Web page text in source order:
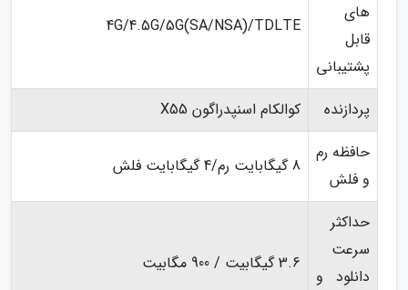
های
قابل
پشتیبانی
4G/4.5G/5G(SA/NSA)/TDLTE
پردازنده
کوالکام اسنپدراگون X55
حافظه رم
و فلش
8 گیگابایت رم/4 گیگابایت فلش
حداکثر
سرعت
دانلود و
3.6 گیگابیت / 900 مگابیت